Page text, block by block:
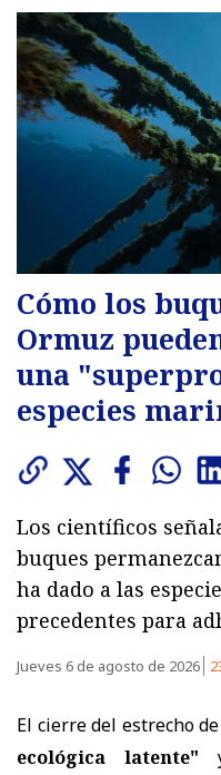
Cómo los
Ormuz
una
especies
Los científicos
buques
ha dado a las
precedentes para
Jueves 6 de agosto de 2026
El cierre del estrecho
ecológica latente"